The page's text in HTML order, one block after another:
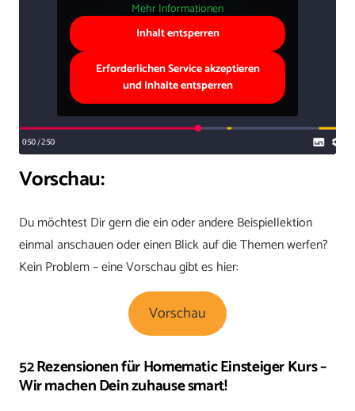
Mehr Informationen
Inhalt entsperren
Erforderlichen Service akzeptieren
und Inhalte entsperren
Vorschau:
Du möchtest Dir gern die ein oder andere Beispiellektion
einmal anschauen oder einen Blick auf die Themen werfen?
Kein Problem – eine Vorschau gibt es hier:
Vorschau
52 Rezensionen fürHomematic Einsteiger Kurs –
Wir machen Dein zuhause smart!